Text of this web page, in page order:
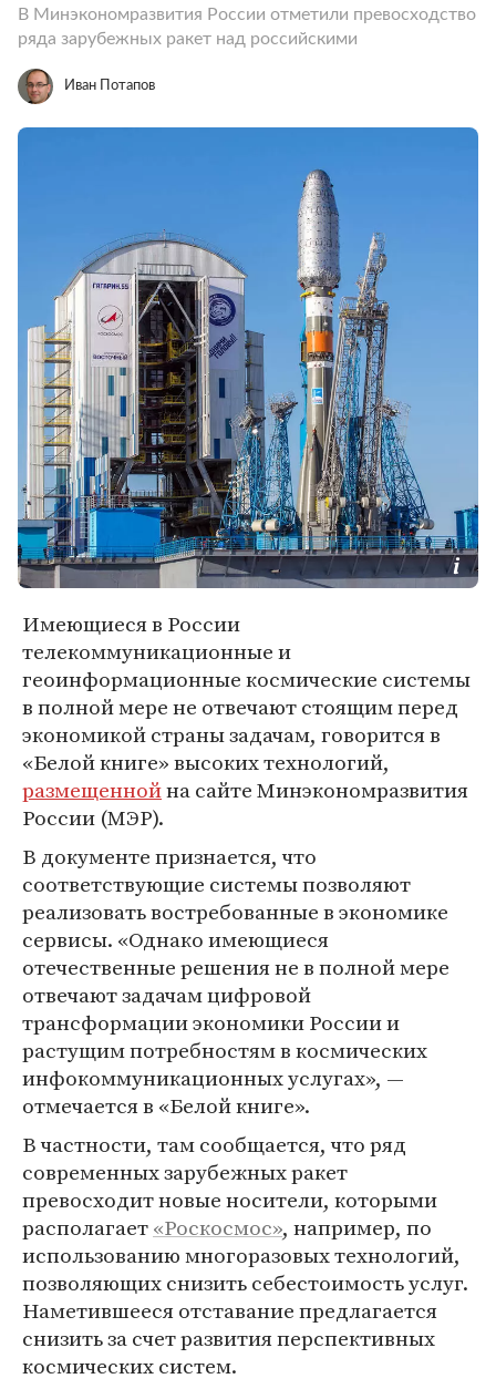
В Минэкономразвития России отметили превосходство
ряда зарубежных ракет над российскими
Иван Потапов
Имеющиеся в России
телекоммуникационные и
геоинформационные космические системы
в полной мере не отвечают стоящим перед
экономикой страны задачам, говорится в
«Белой книге» высоких технологий,
размещеннойна сайте Минэкономразвития
России (МЭР).
В документе признается, что
соответствующие системы позволяют
реализовать востребованные в экономике
сервисы. «Однако имеющиеся
отечественные решения не в полной мере
отвечают задачам цифровой
трансформации экономики России и
растущим потребностям в космических
инфокоммуникационных услугах», —
отмечается в «Белой книге».
В частности, там сообщается, что ряд
современных зарубежных ракет
превосходит новые носители, которыми
располагает«Роскосмос», например, по
использованию многоразовых технологий,
позволяющих снизить себестоимость услуг.
Наметившееся отставание предлагается
снизить за счет развития перспективных
космических систем.